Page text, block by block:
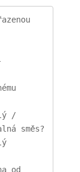
/
směs?
od